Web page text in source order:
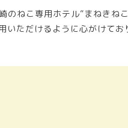
のねこ専用ホテル”まねきね
いただけるように心がけてお